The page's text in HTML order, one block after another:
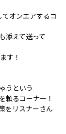
オンエアするコ
添えて送って
す！
うという
頼るコーナー！
をリスナーさん